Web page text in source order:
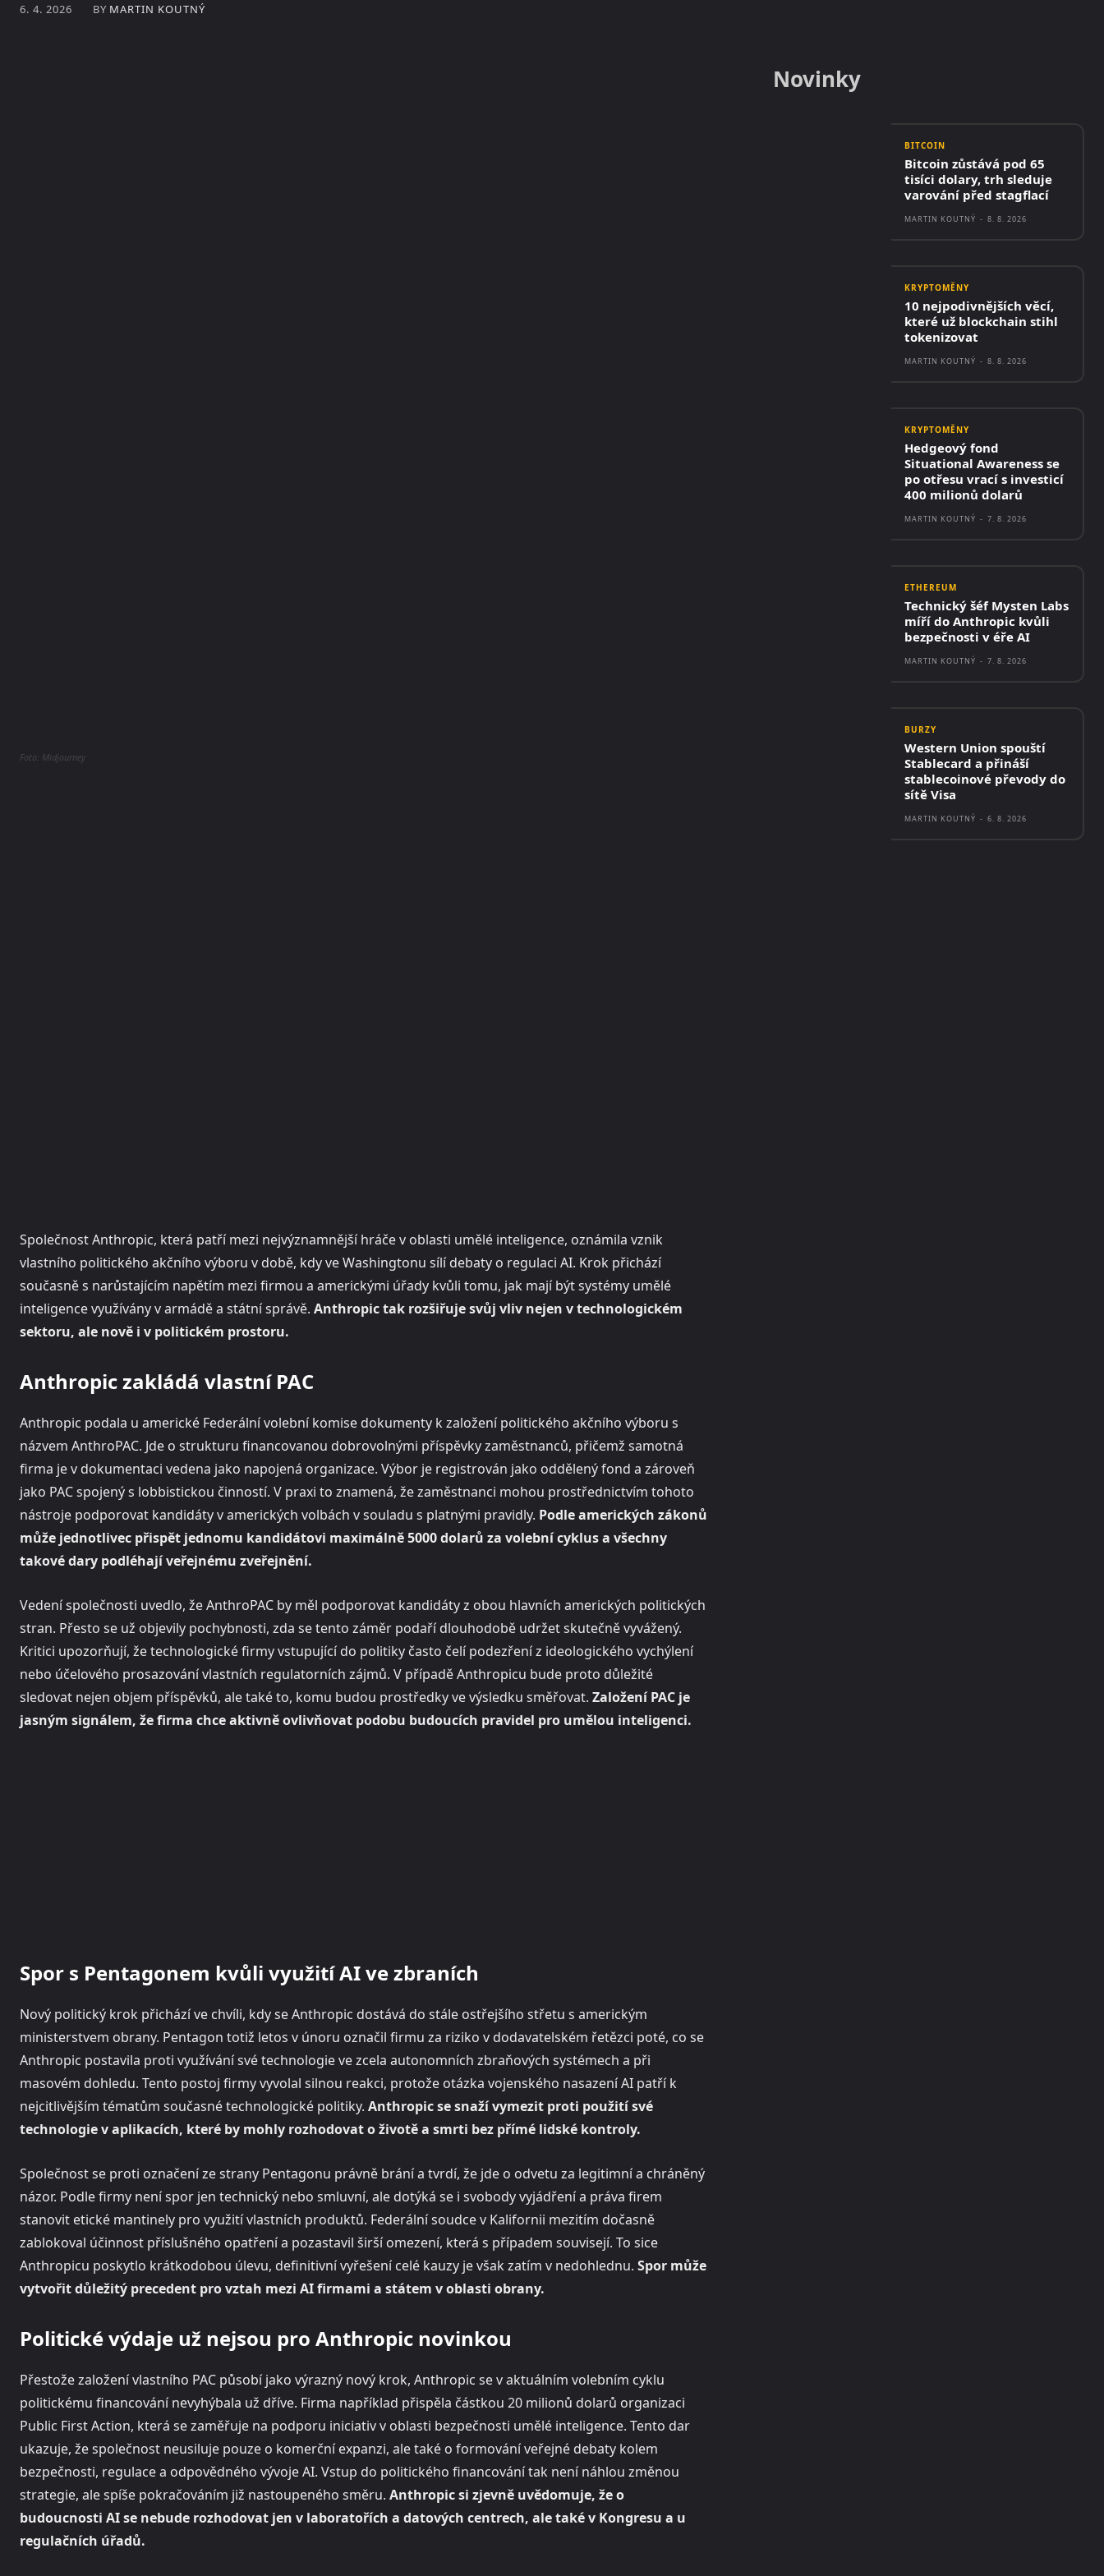
6. 4. 2026 BY MARTIN KOUTNÝ
Foto: Midjourney
Společnost Anthropic, která patří mezi nejvýznamnější hráče v oblasti umělé inteligence, oznámila vznik
vlastního politického akčního výboru v době, kdy ve Washingtonu sílí debaty o regulaci AI. Krok přichází
současně s narůstajícím napětím mezi firmou a americkými úřady kvůli tomu, jak mají být systémy umělé
inteligence využívány v armádě a státní správě. Anthropic tak rozšiřuje svůj vliv nejen v technologickém
sektoru, ale nově i v politickém prostoru.
Anthropic zakládá vlastní PAC
Anthropic podala u americké Federální volební komise dokumenty k založení politického akčního výboru s
názvem AnthroPAC. Jde o strukturu financovanou dobrovolnými příspěvky zaměstnanců, přičemž samotná
firma je v dokumentaci vedena jako napojená organizace. Výbor je registrován jako oddělený fond a zároveň
jako PAC spojený s lobbistickou činností. V praxi to znamená, že zaměstnanci mohou prostřednictvím tohoto
nástroje podporovat kandidáty v amerických volbách v souladu s platnými pravidly. Podle amerických zákonů
může jednotlivec přispět jednomu kandidátovi maximálně 5000 dolarů za volební cyklus a všechny
takové dary podléhají veřejnému zveřejnění.
Vedení společnosti uvedlo, že AnthroPAC by měl podporovat kandidáty z obou hlavních amerických politických
stran. Přesto se už objevily pochybnosti, zda se tento záměr podaří dlouhodobě udržet skutečně vyvážený.
Kritici upozorňují, že technologické firmy vstupující do politiky často čelí podezření z ideologického vychýlení
nebo účelového prosazování vlastních regulatorních zájmů. V případě Anthropicu bude proto důležité
sledovat nejen objem příspěvků, ale také to, komu budou prostředky ve výsledku směřovat. Založení PAC je
jasným signálem, že firma chce aktivně ovlivňovat podobu budoucích pravidel pro umělou inteligenci.
Spor s Pentagonem kvůli využití AI ve zbraních
Nový politický krok přichází ve chvíli, kdy se Anthropic dostává do stále ostřejšího střetu s americkým
ministerstvem obrany. Pentagon totiž letos v únoru označil firmu za riziko v dodavatelském řetězci poté, co se
Anthropic postavila proti využívání své technologie ve zcela autonomních zbraňových systémech a při
masovém dohledu. Tento postoj firmy vyvolal silnou reakci, protože otázka vojenského nasazení AI patří k
nejcitlivějším tématům současné technologické politiky. Anthropic se snaží vymezit proti použití své
technologie v aplikacích, které by mohly rozhodovat o životě a smrti bez přímé lidské kontroly.
Společnost se proti označení ze strany Pentagonu právně brání a tvrdí, že jde o odvetu za legitimní a chráněný
názor. Podle firmy není spor jen technický nebo smluvní, ale dotýká se i svobody vyjádření a práva firem
stanovit etické mantinely pro využití vlastních produktů. Federální soudce v Kalifornii mezitím dočasně
zablokoval účinnost příslušného opatření a pozastavil širší omezení, která s případem souvisejí. To sice
Anthropicu poskytlo krátkodobou úlevu, definitivní vyřešení celé kauzy je však zatím v nedohlednu. Spor může
vytvořit důležitý precedent pro vztah mezi AI firmami a státem v oblasti obrany.
Politické výdaje už nejsou pro Anthropic novinkou
Přestože založení vlastního PAC působí jako výrazný nový krok, Anthropic se v aktuálním volebním cyklu
politickému financování nevyhýbala už dříve. Firma například přispěla částkou 20 milionů dolarů organizaci
Public First Action, která se zaměřuje na podporu iniciativ v oblasti bezpečnosti umělé inteligence. Tento dar
ukazuje, že společnost neusiluje pouze o komerční expanzi, ale také o formování veřejné debaty kolem
bezpečnosti, regulace a odpovědného vývoje AI. Vstup do politického financování tak není náhlou změnou
strategie, ale spíše pokračováním již nastoupeného směru. Anthropic si zjevně uvědomuje, že o
budoucnosti AI se nebude rozhodovat jen v laboratořích a datových centrech, ale také v Kongresu a u
regulačních úřadů.
Novinky
BITCOIN
Bitcoin zůstává pod 65
tisíci dolary, trh sleduje
varování před stagflací
MARTIN KOUTNÝ - 8. 8. 2026
KRYPTOMĚNY
10 nejpodivnějších věcí,
které už blockchain stihl
tokenizovat
MARTIN KOUTNÝ - 8. 8. 2026
KRYPTOMĚNY
Hedgeový fond
Situational Awareness se
po otřesu vrací s investicí
400 milionů dolarů
MARTIN KOUTNÝ - 7. 8. 2026
ETHEREUM
Technický šéf Mysten Labs
míří do Anthropic kvůli
bezpečnosti v éře AI
MARTIN KOUTNÝ - 7. 8. 2026
BURZY
Western Union spouští
Stablecard a přináší
stablecoinové převody do
sítě Visa
MARTIN KOUTNÝ - 6. 8. 2026